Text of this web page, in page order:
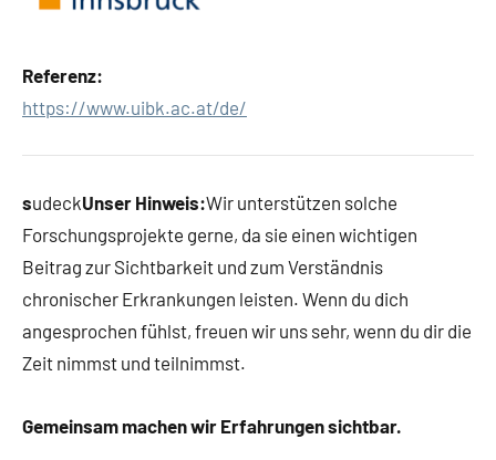
Referenz:
https://www.uibk.ac.at/de/
sudeckUnser Hinweis:Wir unterstützen solche
Forschungsprojekte gerne, da sie einen wichtigen
Beitrag zur Sichtbarkeit und zum Verständnis
chronischer Erkrankungen leisten. Wenn du dich
angesprochen fühlst, freuen wir uns sehr, wenn du dir die
Zeit nimmst und teilnimmst.
Gemeinsam machen wir Erfahrungen sichtbar.